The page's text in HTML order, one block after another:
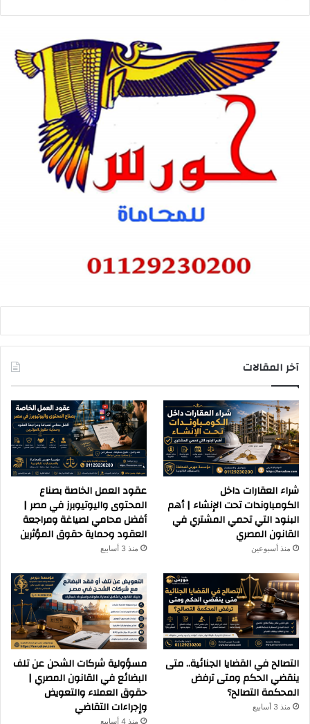
آخر المقالات
شراء العقارات داخل
الكومباوندات تحت الإنشاء | أهم
البنود التي تحمي المشتري في
القانون المصري
منذ أسبوعين
عقود العمل الخاصة بصناع
المحتوى واليوتيوبرز في مصر |
أفضل محامي لصياغة ومراجعة
العقود وحماية حقوق المؤثرين
منذ 3 أسابيع
التصالح في القضايا الجنائية.. متى
ينقضي الحكم ومتى ترفض
المحكمة التصالح؟
منذ 3 أسابيع
مسؤولية شركات الشحن عن تلف
البضائع في القانون المصري |
حقوق العملاء والتعويض
وإجراءات التقاضي
منذ 4 أسابيع